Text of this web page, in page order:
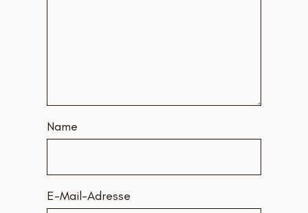
Name
E-Mail-Adresse